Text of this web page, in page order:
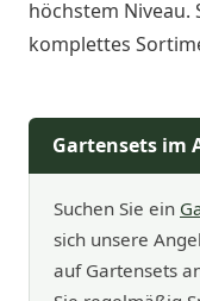
höchstem Niveau.
komplettes
Gartensets im
Suchen Sie ein
sich unsere
auf Gartensets